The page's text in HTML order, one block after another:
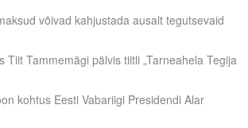
võivad kahjustada ausalt tegutsevaid
Tiit Tammemägi pälvis tiitli „Tarneahela Tegija
kohtus Eesti Vabariigi Presidendi Alar